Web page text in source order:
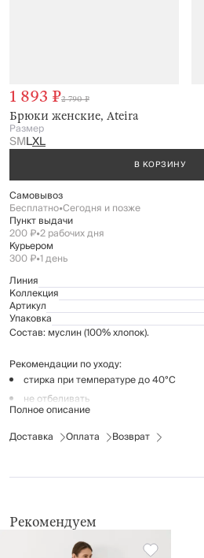
Брюки женские, Ateira
1 893 ₽2 790 ₽
Размер
SMLXL
В КОРЗИНУ
Самовывоз
Бесплатно•Сегодня и позже
Пункт выдачи
200 ₽•2 рабочих дня
Курьером
300 ₽•1 день
Линия
Коллекция
Артикул
Упаковка
Состав: муслин (100% хлопок).
Рекомендации по уходу:
стирка при температуре до 40°C
не отбеливать
гладить при температуре до 150°C
химчистка запрещена
Полное описание
Доставка
Оплата Возврат
Рекомендуем